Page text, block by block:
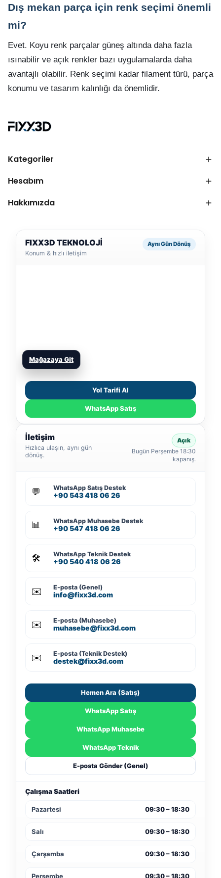
Dış mekan parça için renk seçimi önemli
mi?
Evet. Koyu renk parçalar güneş altında daha fazla
ısınabilir ve açık renkler bazı uygulamalarda daha
avantajlı olabilir. Renk seçimi kadar filament türü, parça
konumu ve tasarım kalınlığı da önemlidir.
Kategoriler
Hesabım
Hakkımızda
FIXX3D TEKNOLOJİ
Konum & hızlı iletişim
Aynı Gün Dönüş
Mağazaya Git
Yol Tarifi Al
WhatsApp Satış
İletişim
Hızlıca ulaşın, aynı gün
dönüş.
Açık
Bugün Perşembe 18:30
kapanış.
💬 WhatsApp Satış Destek
+90 543 418 06 26
📊 WhatsApp Muhasebe Destek
+90 547 418 06 26
🛠️ WhatsApp Teknik Destek
+90 540 418 06 26
✉️ E-posta (Genel)
info@fixx3d.com
✉️ E-posta (Muhasebe)
muhasebe@fixx3d.com
✉️ E-posta (Teknik Destek)
destek@fixx3d.com
Hemen Ara (Satış)
WhatsApp Satış
WhatsApp Muhasebe
WhatsApp Teknik
E-posta Gönder (Genel)
Çalışma Saatleri
Pazartesi 09:30 – 18:30
Salı 09:30 – 18:30
Çarşamba 09:30 – 18:30
Perşembe 09:30 – 18:30